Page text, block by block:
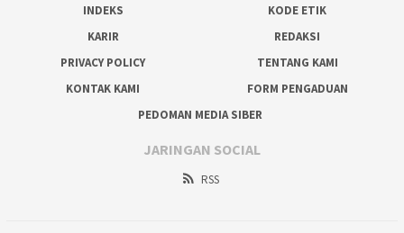
INDEKS
KODE ETIK
KARIR
REDAKSI
PRIVACY POLICY
TENTANG KAMI
KONTAK KAMI
FORM PENGADUAN
PEDOMAN MEDIA SIBER
JARINGAN SOCIAL
RSS